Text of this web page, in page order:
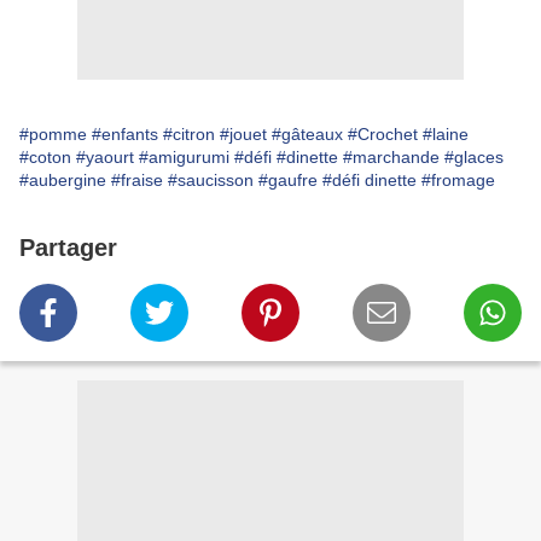
#pomme #enfants #citron #jouet #gâteaux #Crochet #laine
#coton #yaourt #amigurumi #défi #dinette #marchande #glaces
#aubergine #fraise #saucisson #gaufre #défi dinette #fromage
Partager